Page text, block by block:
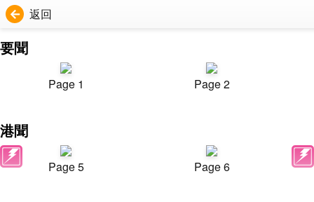
返回
要聞
Page 1 Page 2
港聞
Page 5 Page 6